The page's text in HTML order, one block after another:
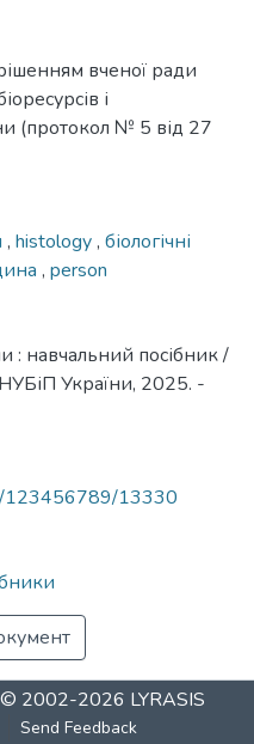
вченої ради
і
(протокол № 5 від 27
, histology, біологічні
, person
: навчальний посібник /
України, 2025. -
123456789/13330
© 2002-2026 LYRASIS
Send Feedback